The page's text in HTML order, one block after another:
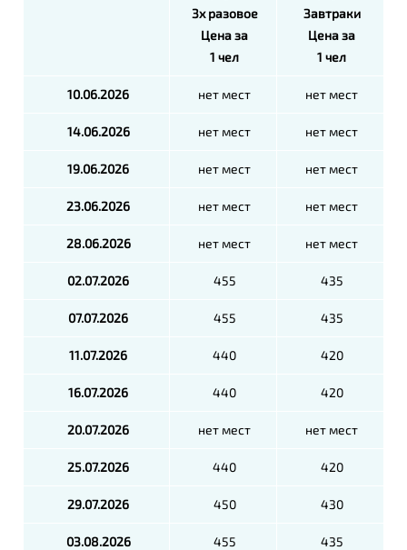
3х разовое
Цена за
1 чел
Завтраки
Цена за
1 чел
10.06.2026 нет мест нет мест
14.06.2026 нет мест нет мест
19.06.2026 нет мест нет мест
23.06.2026 нет мест нет мест
28.06.2026 нет мест нет мест
02.07.2026 455 435
07.07.2026 455 435
11.07.2026 440 420
16.07.2026 440 420
20.07.2026 нет мест нет мест
25.07.2026 440 420
29.07.2026 450 430
03.08.2026 455 435